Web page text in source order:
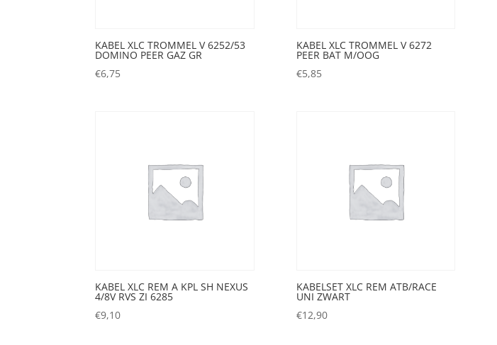
KABEL XLC TROMMEL V 6252/53
DOMINO PEER GAZ GR
€6,75
KABEL XLC TROMMEL V 6272
PEER BAT M/OOG
€5,85
KABEL XLC REM A KPL SH NEXUS
4/8V RVS ZI 6285
€9,10
KABELSET XLC REM ATB/RACE
UNI ZWART
€12,90